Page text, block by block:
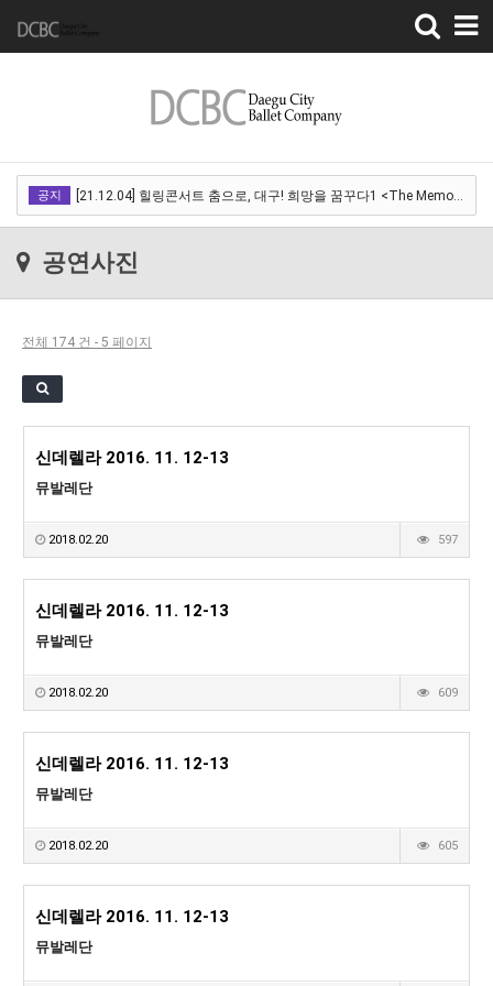
Toggle
navigation
공지 [21.12.04] 힐링콘서트 춤으로, 대구! 희망을 꿈꾸다1 <The Memory of …
[21.11.13] 호두까기인형 아양아트센터
[21.12.01] 2021DCDF 달서현대춤축제 Now Here, 지금여기!<사라진 작은…
[21.11.13] 호두까기인형 아양아트센터
공연사진
전체 174 건 - 5 페이지
신데렐라 2016. 11. 12-13
뮤발레단
2018.02.20 597
신데렐라 2016. 11. 12-13
뮤발레단
2018.02.20 609
신데렐라 2016. 11. 12-13
뮤발레단
2018.02.20 605
신데렐라 2016. 11. 12-13
뮤발레단